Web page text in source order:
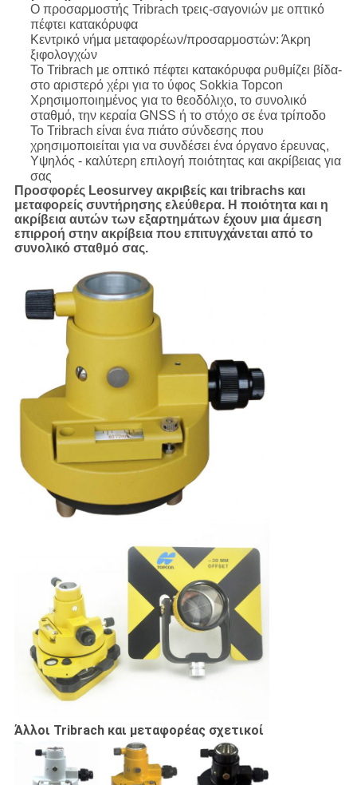
Ο προσαρμοστής Tribrach τρεις-σαγονιών με οπτικό
πέφτει κατακόρυφα
Κεντρικό νήμα μεταφορέων/προσαρμοστών: Άκρη
ξιφολογχών
Το Tribrach με οπτικό πέφτει κατακόρυφα ρυθμίζει βίδα-
στο αριστερό χέρι για το ύφος Sokkia Topcon
Χρησιμοποιημένος για το θεοδόλιχο, το συνολικό
σταθμό, την κεραία GNSS ή το στόχο σε ένα τρίποδο
Το Tribrach είναι ένα πιάτο σύνδεσης που
χρησιμοποιείται για να συνδέσει ένα όργανο έρευνας,
Υψηλός - καλύτερη επιλογή ποιότητας και ακρίβειας για
σας
Προσφορές Leosurvey ακριβείς και tribrachs και
μεταφορείς συντήρησης ελεύθερα. Η ποιότητα και η
ακρίβεια αυτών των εξαρτημάτων έχουν μια άμεση
επιρροή στην ακρίβεια που επιτυγχάνεται από το
συνολικό σταθμό σας.
Άλλοι Tribrach και μεταφορέας σχετικοί